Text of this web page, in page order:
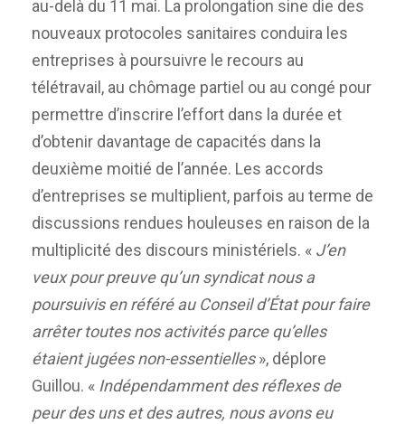
au-delà du 11 mai. La prolongation sine die des
nouveaux protocoles sanitaires conduira les
entreprises à poursuivre le recours au
télétravail, au chômage partiel ou au congé pour
permettre d’inscrire l’effort dans la durée et
d’obtenir davantage de capacités dans la
deuxième moitié de l’année. Les accords
d’entreprises se multiplient, parfois au terme de
discussions rendues houleuses en raison de la
multiplicité des discours ministériels. « J’en
veux pour preuve qu’un syndicat nous a
poursuivis en référé au Conseil d’État pour faire
arrêter toutes nos activités parce qu’elles
étaient jugées non-essentielles», déplore
Guillou. « Indépendamment des réflexes de
peur des uns et des autres, nous avons eu